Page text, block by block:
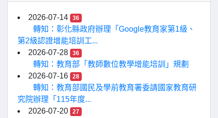
2026-07-14 36
轉知：彰化縣政府辦理「Google教育家第1級、
第2級認證增能培訓工...
2026-07-28
36
轉知：教育部「教師數位教學增能培訓」規劃
2026-07-16
28
轉知：教育部國民及學前教育署委請國家教育研
究院辦理「115年度...
2026-07-20
27